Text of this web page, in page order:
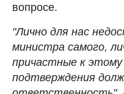
вопросе.
"Лично для нас
министра самого,
причастные к
подтверждения